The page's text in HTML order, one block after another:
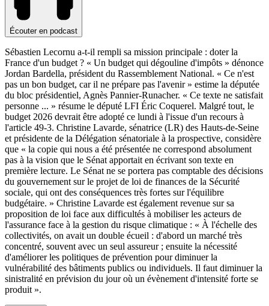
Écouter en podcast
Sébastien Lecornu a-t-il rempli sa mission principale : doter la
France d'un budget ? « Un budget qui dégouline d'impôts » dénonce
Jordan Bardella, président du Rassemblement National. « Ce n'est
pas un bon budget, car il ne prépare pas l'avenir » estime la députée
du bloc présidentiel, Agnès Pannier-Runacher. « Ce texte ne satisfait
personne ... » résume le député LFI Éric Coquerel. Malgré tout, le
budget 2026 devrait être adopté ce lundi à l'issue d'un recours à
l'article 49-3. Christine Lavarde, sénatrice (LR) des Hauts-de-Seine
et présidente de la Délégation sénatoriale à la prospective, considère
que « la copie qui nous a été présentée ne correspond absolument
pas à la vision que le Sénat apportait en écrivant son texte en
première lecture. Le Sénat ne se portera pas comptable des décisions
du gouvernement sur le projet de loi de finances de la Sécurité
sociale, qui ont des conséquences très fortes sur l'équilibre
budgétaire. » Christine Lavarde est également revenue sur sa
proposition de loi face aux difficultés à mobiliser les acteurs de
l'assurance face à la gestion du risque climatique : « À l'échelle des
collectivités, on avait un double écueil : d'abord un marché très
concentré, souvent avec un seul assureur ; ensuite la nécessité
d'améliorer les politiques de prévention pour diminuer la
vulnérabilité des bâtiments publics ou individuels. Il faut diminuer la
sinistralité en prévision du jour où un évènement d'intensité forte se
produit ».